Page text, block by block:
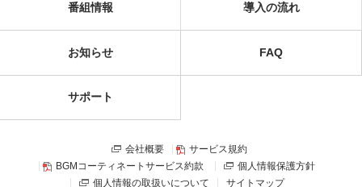
番組情報 導入の流れ
お知らせ FAQ
サポート
会社概要
サービス規約
BGMコーティネートサービス約款
個人情報保護方針
個人情報の取扱いについて
サイトマップ